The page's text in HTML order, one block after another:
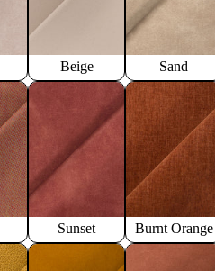
Beige Sand
Sunset Burnt Orange